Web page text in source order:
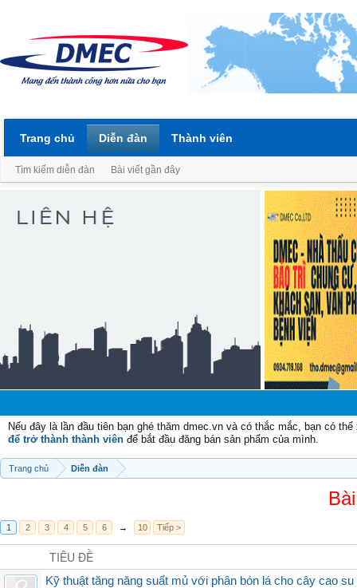
Nếu đây là lần đầu tiên bạn ghé thăm dmec.vn và có thắc mắc, bạn có
để trở thành thành viên để bắt đầu đăng bán sản phẩm của mình.
Trang chủ Diễn đàn
1 2 3 4 5 6 → 10 Tiếp >
TIÊU ĐỀ
Kỹ thuật tăng năng suất mủ với phân bón lá cho cây cao su
Trang chủ Diễn đàn
Tìm kiếm diễn đàn Bài viết gần đây
Thành viên